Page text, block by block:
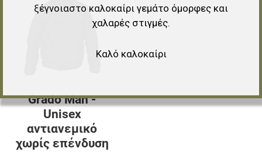
Προσθήκη για σύγκριση
Grado Man -
Unisex
αντιανεμικό
χωρίς επένδυση
ξέγνοιαστο καλοκαίρι γεμάτο όμορφες και
χαλαρές στιγμές.
Καλό καλοκαίρι